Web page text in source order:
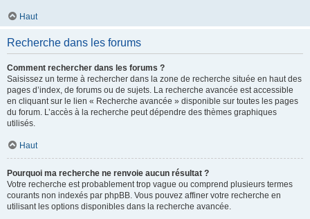
Haut
Recherche dans les forums
Comment rechercher dans les forums ?
Saisissez un terme à rechercher dans la zone de recherche située en haut des
pages d’index, de forums ou de sujets. La recherche avancée est accessible
en cliquant sur le lien « Recherche avancée » disponible sur toutes les pages
du forum. L’accès à la recherche peut dépendre des thèmes graphiques
utilisés.
Haut
Pourquoi ma recherche ne renvoie aucun résultat ?
Votre recherche est probablement trop vague ou comprend plusieurs termes
courants non indexés par phpBB. Vous pouvez affiner votre recherche en
utilisant les options disponibles dans la recherche avancée.